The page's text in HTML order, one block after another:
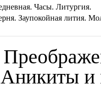
Часы. Литургия.
Заупокойная лития.
и